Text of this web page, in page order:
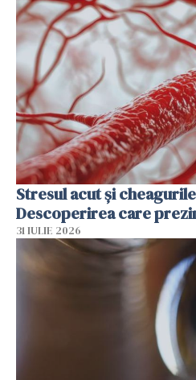
Stresul acut și
Descoperirea care
31 IULIE 2026